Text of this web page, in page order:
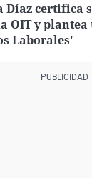
Díaz certifica
OIT y plantea
Laborales'